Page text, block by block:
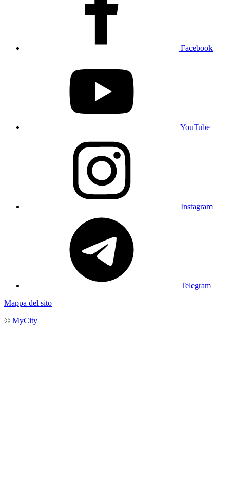
Facebook
YouTube
Instagram
Telegram
Mappa del sito
© MyCity